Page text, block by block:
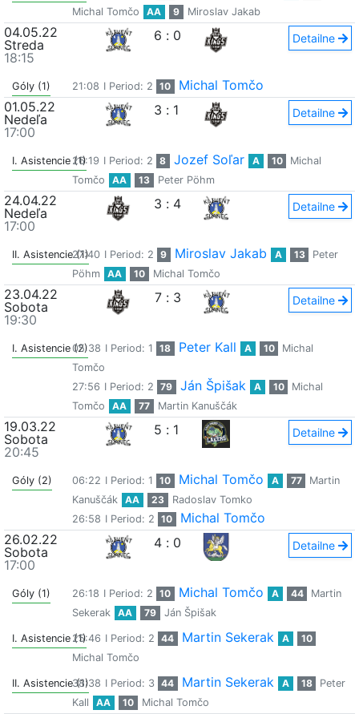
Michal Tomčo
AA 9 Miroslav Jakab
04.05.22
Streda
18:15
6 : 0 Detailne
Góly (1) 21:08 I Period: 2 10
Michal Tomčo
01.05.22
Nedeľa
17:00
3 : 1 Detailne
I. Asistencie (1)26:19 I Period: 2 8 Jozef Soľar A 10
Michal
Tomčo
AA 13 Peter Pöhm
24.04.22
Nedeľa
17:00
3 : 4 Detailne
II. Asistencie (1)
27:40 I Period: 2 9 Miroslav Jakab A 13
Peter
Pöhm
AA 10 Michal Tomčo
23.04.22
Sobota
19:30
7 : 3 Detailne
I. Asistencie (2)05:38 I Period: 1 18 Peter Kall A 10
Michal
Tomčo
27:56 I Period: 2 79 Ján Špišak A 10
Michal
Tomčo
AA 77 Martin Kanuščák
19.03.22
Sobota
20:45
5 : 1 Detailne
Góly (2) 06:22 I Period: 1 10 Michal Tomčo A 77
Martin
Kanuščák
AA 23
Radoslav Tomko
26:58 I Period: 2 10
Michal Tomčo
26.02.22
Sobota
17:00
4 : 0 Detailne
Góly (1) 26:18 I Period: 2 10 Michal Tomčo A 44
Martin
Sekerak
AA 79 Ján Špišak
I. Asistencie (1)25:46 I Period: 2 44 Martin Sekerak A
10
Michal Tomčo
II. Asistencie (1)
38:38 I Period: 3 44 Martin Sekerak A 18
Peter
Kall
AA 10 Michal Tomčo